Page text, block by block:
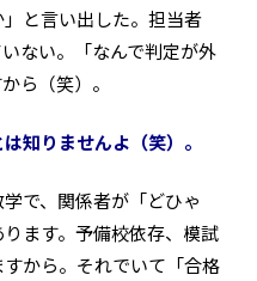
と言い出した。担当者
ない。「なんで判定が外
ら（笑）。
知りませんよ（笑）。
で、関係者が「どひゃ
ます。予備校依存、模試
から。それでいて「合格